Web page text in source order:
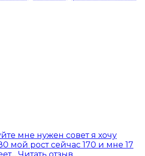
мне нужен совет я хочу
мой рост сейчас 170 и мне 17
Читать отзыв